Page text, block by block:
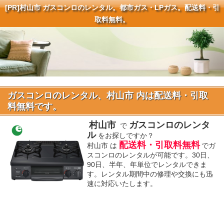
[PR]村山市 ガスコンロのレンタル。都市ガス・LPガス。配送料・引
取料無料。
ガスコンロのレンタル、村山市 内は配送料・引取
料無料です。
村山市 で ガスコンロのレンタ
ル をお探しですか？
村山市 は 配送料・引取料無料 でガ
スコンロのレンタルが可能です。30日、
90日、半年、年単位でレンタルできま
す。レンタル期間中の修理や交換にも迅
速に対応いたします。